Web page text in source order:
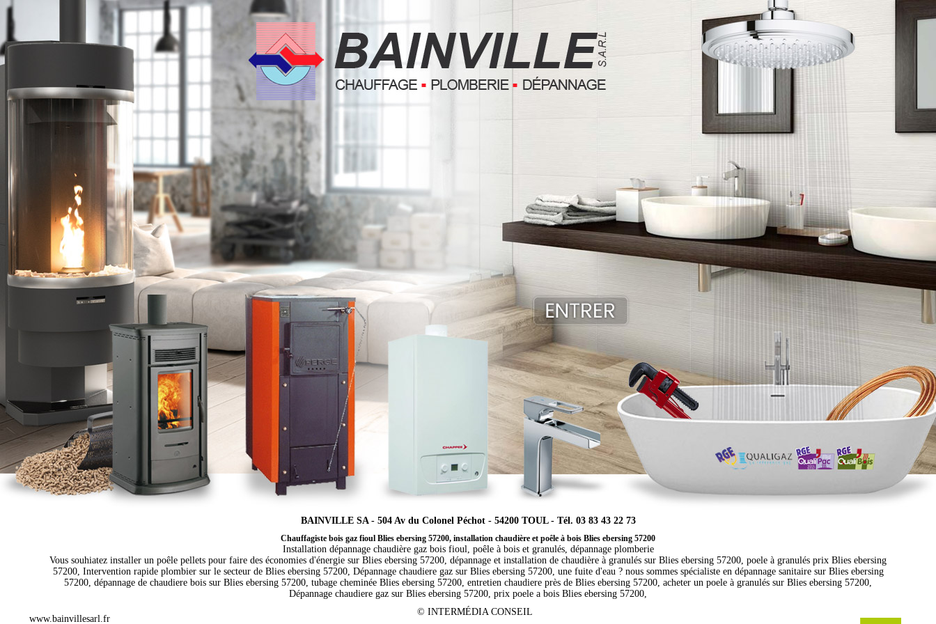
BAINVILLE SA - 504 Av du Colonel Péchot - 54200 TOUL - Tél. 03 83 43 22 73
Chauffagiste bois gaz fioul Blies ebersing 57200, installation chaudière et poêle à bois Blies ebersing 57200
Installation dépannage chaudière gaz bois fioul, poêle à bois et granulés, dépannage plomberie
Vous souhiatez installer un poêle pellets pour faire des économies d'énergie sur Blies ebersing 57200, dépannage et installation de chaudière à granulés sur Blies ebersing 57200, poele à granulés prix Blies ebersing
57200, Intervention rapide plombier sur le secteur de Blies ebersing 57200, Dépannage chaudiere gaz sur Blies ebersing 57200, une fuite d'eau ? nous sommes spécialiste en dépannage sanitaire sur Blies ebersing
57200, dépannage de chaudiere bois sur Blies ebersing 57200, tubage cheminée Blies ebersing 57200, entretien chaudiere près de Blies ebersing 57200, acheter un poele à granulés sur Blies ebersing 57200,
Dépannage chaudiere gaz sur Blies ebersing 57200, prix poele a bois Blies ebersing 57200,
www.bainvillesarl.fr
© INTERMÉDIA CONSEIL